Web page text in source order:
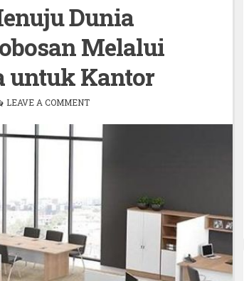
Dunia
Melalui
untuk Kantor
LEAVE A COMMENT